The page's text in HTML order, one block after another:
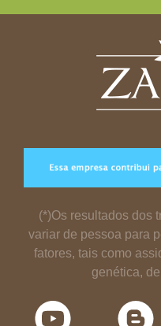
(*)Os resultados dos
variar de pessoa para
fatores, tais como
genética,